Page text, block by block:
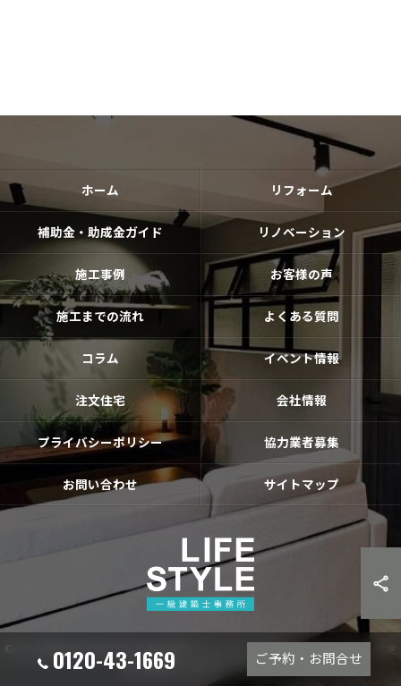
0120-43-1669 ご予約・お問合せ
ホーム リフォーム
補助金・助成金ガイド リノベーション
施工事例 お客様の声
施工までの流れ よくある質問
コラム イベント情報
注文住宅 会社情報
プライバシーポリシー 協力業者募集
お問い合わせ サイトマップ
© 2026 福岡古賀市|福津市|宗像市|新宮❘のリフォームならライフスタイル 一級建
築士事務所 ALL RIGHTS RESERVED.